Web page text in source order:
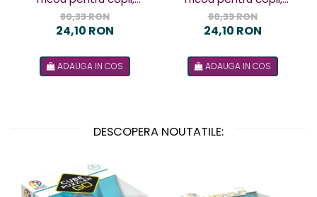
design Terorist
80,33 RON
24,10 RON
ADAUGA IN COS
design Terorista
80,33 RON
24,10 RON
ADAUGA IN COS
DESCOPERA NOUTATILE: